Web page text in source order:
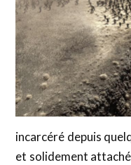
incarcéré depuis
et solidement